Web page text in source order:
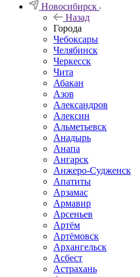
Новосибирск
Назад
Города
Чебоксары
Челябинск
Черкесск
Чита
Абакан
Азов
Александров
Алексин
Альметьевск
Анадырь
Анапа
Ангарск
Анжеро-Судженск
Апатиты
Арзамас
Армавир
Арсеньев
Артём
Артёмовск
Архангельск
Асбест
Астрахань